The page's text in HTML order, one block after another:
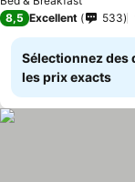
8,5 Excellent 533
Sélectionnez des
les prix exacts